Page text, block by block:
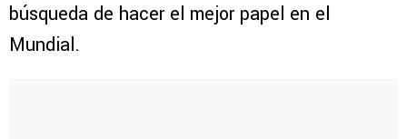
búsqueda de hacer el mejor papel en el
Mundial.